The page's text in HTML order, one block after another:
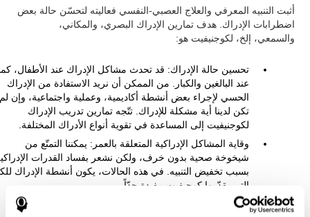
أثبت التنبيه المعرفي والعلاج العصبي-النفسي فعاليته لتحسّن حالة بعض
اضطرابات الإدراك. هدف تمارين الإدراك البصري، والمكاني،
والسمعي، إلخ، لكوجنيفيت هو:
تحسين حالة الإدراك: قد تحدث مشاكل الإدراك عند الأطفال،
عند البالغين والكبار. من الممكن أن نريد الاستفادة من الإدراك
الحسي لإجراء بعض أنشطة أكاديمية، وعملية واجتماعية، وإن لم
تكن لدينا أية مشكلة للإدراك. تتّجه تمارين تدريب الإدراك
لكوجنيفيت إلى المساعدة في تقوية أنواع الأدراك المختلفة.
وقاية المشاكل الإدراكية المتعلقة بالعمر: يمكننا التمتّع من
شيخوخة صحية بدون خرف، ولكن نشعر بفساد القدرات
بسبب تخفيض التنبيه. في هذه الحالات، يكون أنشطة الإدراك
التي يقدّمها كوجيفيت مفيدة جدّاً.